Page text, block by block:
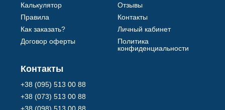
Калькулятор
Правила
Как заказать?
Договор оферты
Отзывы
Контакты
Личный кабинет
Политика
конфиденциальности
Контакты
+38 (095) 513 00 88
+38 (073) 513 00 88